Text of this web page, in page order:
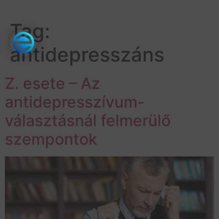
Tag:
antidepresszáns
Z. esete – Az
antidepresszívum-
választásnál felmerülő
szempontok